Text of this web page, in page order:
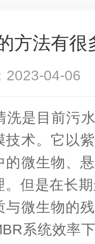
方法有很
2023-04-
是目前污水
技术。它以
的微生物、
但是在长
与微生物的
系统效率